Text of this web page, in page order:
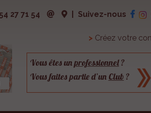
27 71 54 Suivez-nous
> Créez votre
Vous êtes unprofessionnel?
Vous faites partie d’un Club ?